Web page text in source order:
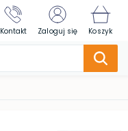
Kontakt Zaloguj się Koszyk